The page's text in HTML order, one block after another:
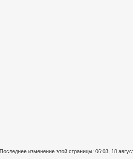
Последнее изменение этой страницы: 06:03, 18